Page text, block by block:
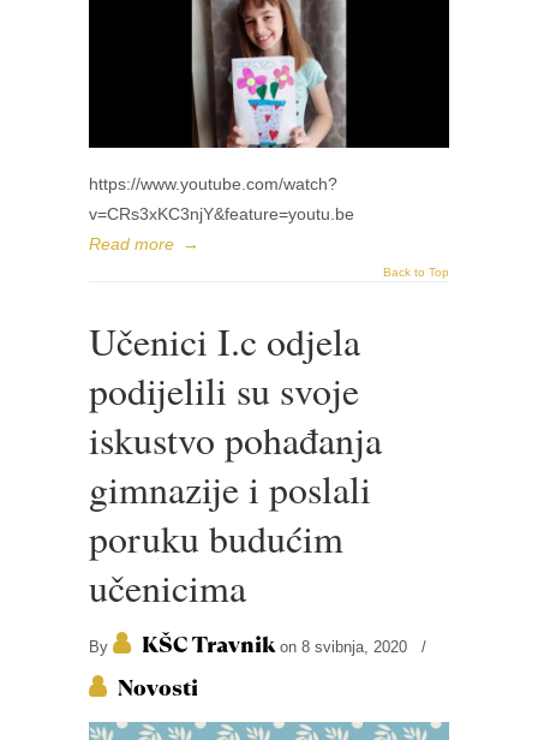
https://www.youtube.com/watch?
v=CRs3xKC3njY&feature=youtu.be
Read more →
Back to Top
Učenici I.c odjela
podijelili su svoje
iskustvo pohađanja
gimnazije i poslali
poruku budućim
učenicima
By KŠC Travnik on 8 svibnja, 2020 /
Novosti